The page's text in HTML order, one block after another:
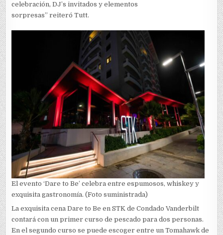
celebración, DJ’s invitados y elementos
sorpresas” reiteró Tutt.
El evento ‘Dare to Be’ celebra entre espumosos, whiskey y
exquisita gastronomía. (Foto suministrada)
La exquisita cena Dare to Be en STK de Condado Vanderbilt
contará con un primer curso de pescado para dos personas.
En el segundo curso se puede escoger entre un Tomahawk de